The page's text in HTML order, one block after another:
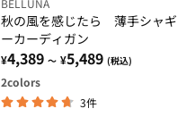
BELLUNA
秋の風を感じたら 薄手シャギ
ーカーディガン
¥4,389 ～ ¥5,489 (税込)
2colors
3件